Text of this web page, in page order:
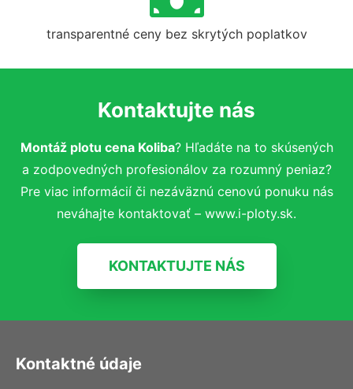
transparentné ceny bez skrytých poplatkov
Kontaktujte nás
Montáž plotu cena Koliba? Hľadáte na to skúsených
a zodpovedných profesionálov za rozumný peniaz?
Pre viac informácií či nezáväznú cenovú ponuku nás
neváhajte kontaktovať – www.i-ploty.sk.
KONTAKTUJTE NÁS
Kontaktné údaje